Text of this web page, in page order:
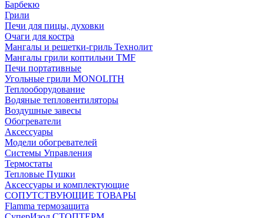
Барбекю
Грили
Печи для пицы, духовки
Очаги для костра
Мангалы и решетки-гриль Технолит
Мангалы грили коптильни TMF
Печи портативные
Угольные грили MONOLITH
Теплооборудование
Водяные тепловентиляторы
Воздушные завесы
Обогреватели
Аксессуары
Модели обогревателей
Системы Управления
Термостаты
Тепловые Пушки
Аксессуары и комплектующие
СОПУТСТВУЮЩИЕ ТОВАРЫ
Flamma термозащита